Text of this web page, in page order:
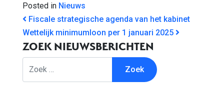
Posted in Nieuws
BERICHT NAVIGATIE
Fiscale strategische agenda van het kabinet
Wettelijk minimumloon per 1 januari 2025
ZOEK NIEUWSBERICHTEN